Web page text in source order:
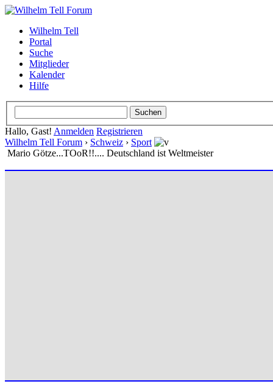
Wilhelm Tell
Portal
Suche
Mitglieder
Kalender
Hilfe
Hallo, Gast! Anmelden Registrieren
Wilhelm Tell Forum › Schweiz › Sport
Mario Götze...TOoR!!.... Deutschland ist Weltmeister